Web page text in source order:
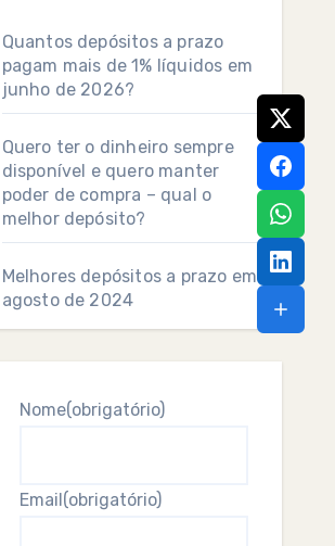
Quantos depósitos a prazo
pagam mais de 1% líquidos em
junho de 2026?
Quero ter o dinheiro sempre
disponível e quero manter
poder de compra – qual o
melhor depósito?
Melhores depósitos a prazo em
agosto de 2024
Nome(obrigatório)
Email(obrigatório)